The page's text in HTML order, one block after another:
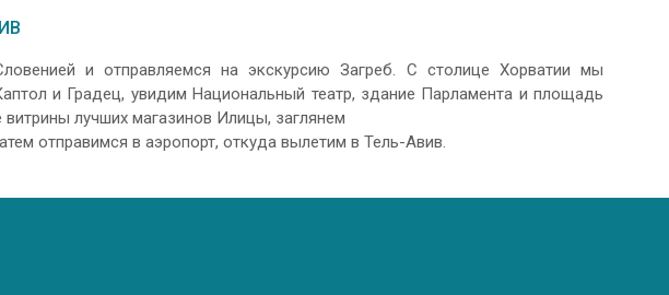
и отправляемся на экскурсию Загреб. С столице Хорватии мы
и Градец, увидим Национальный театр, здание Парламента и площадь
лучших магазинов Илицы, заглянем
отправимся в аэропорт, откуда вылетим в Тель-Авив.